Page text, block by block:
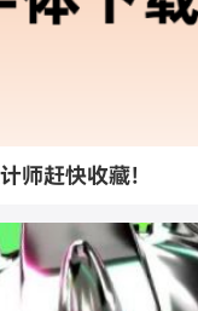
师赶快收藏！